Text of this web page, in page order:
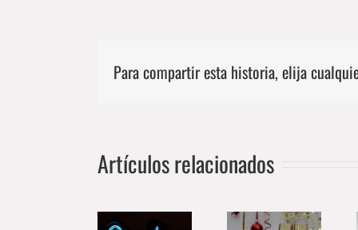
Para compartir esta historia, elija
Artículos relacionados
Centro de
Zaragoza da
la
nuevo Plan